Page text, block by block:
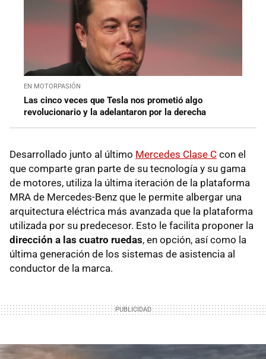
EN MOTORPASIÓN
Las cinco veces que Tesla nos prometió algo
revolucionario y la adelantaron por la derecha
Desarrollado junto al último Mercedes Clase C con el
que comparte gran parte de su tecnología y su gama
de motores, utiliza la última iteración de la plataforma
MRA de Mercedes-Benz que le permite albergar una
arquitectura eléctrica más avanzada que la plataforma
utilizada por su predecesor. Esto le facilita proponer la
dirección a las cuatro ruedas, en opción, así como la
última generación de los sistemas de asistencia al
conductor de la marca.